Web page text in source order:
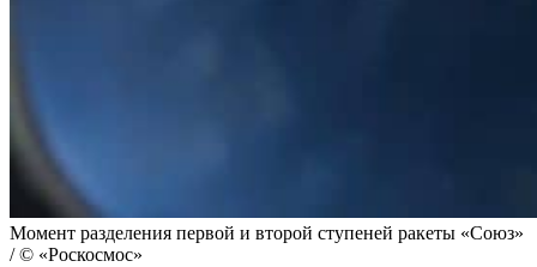
Момент разделения первой и второй ступеней ракеты «Союз»
/ © «Роскосмос»